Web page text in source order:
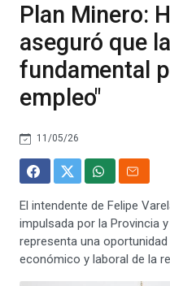
Plan Minero:
aseguró que
fundamental
empleo"
11/05/26
El intendente de Felipe
impulsada por la Provincia
representa una
económico y laboral de la